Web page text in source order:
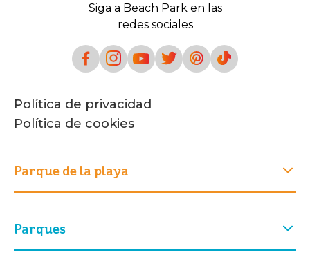
Siga a Beach Park en las
redes sociales
Política de privacidad
Política de cookies
Parque de la playa
Quiénes somos
Parques